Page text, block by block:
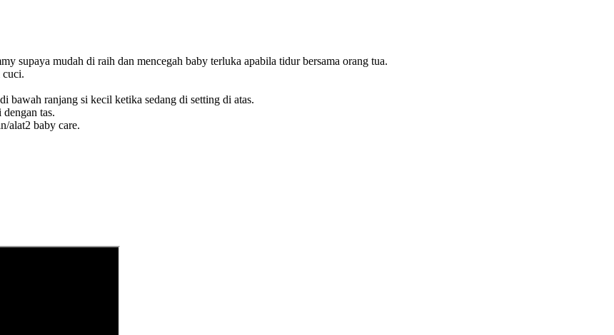
supaya mudah di raih dan mencegah baby terluka apabila tidur bersama orang tua.
cuci.
bawah ranjang si kecil ketika sedang di setting di atas.
tas.
alat2 baby care.